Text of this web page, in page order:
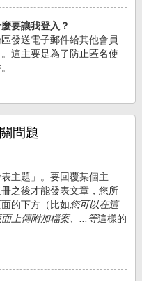
要讓我登入？
發送電子郵件給其他會員
這主要是為了防止匿名使
問題
主題」。要回覆某個主
之後才能發表文章，您所
的下方（比如您可以在這
上傳附加檔案、...等這樣的